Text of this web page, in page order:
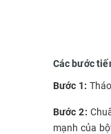
Các bước
Bước 1:
Bước 2:
mạnh của